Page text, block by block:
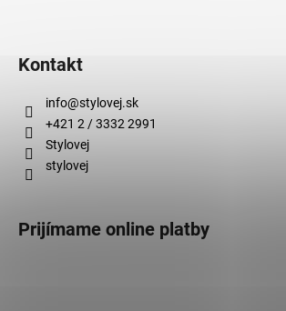
Kontakt
info@stylovej.sk
+421 2 / 3332 2991
Stylovej
stylovej
Prijímame online platby